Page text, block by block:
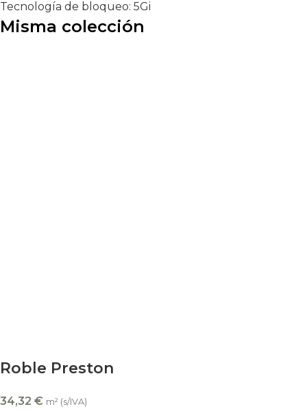
Tecnología de bloqueo: 5Gi
Misma colección
Roble Preston
34,32 € m² (s/IVA)